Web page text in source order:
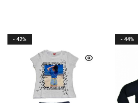
- 42% - 44%